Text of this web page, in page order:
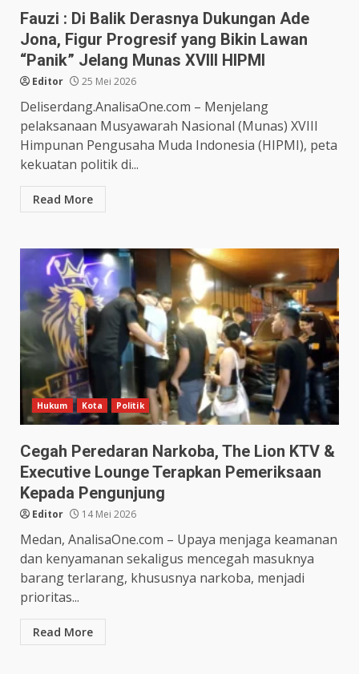
Fauzi : Di Balik Derasnya Dukungan Ade
Jona, Figur Progresif yang Bikin Lawan
“Panik” Jelang Munas XVIII HIPMI
Editor 25 Mei 2026
Deliserdang.AnalisaOne.com – Menjelang
pelaksanaan Musyawarah Nasional (Munas) XVIII
Himpunan Pengusaha Muda Indonesia (HIPMI), peta
kekuatan politik di...
Read More
Hukum Kota Politik
Cegah Peredaran Narkoba, The Lion KTV &
Executive Lounge Terapkan Pemeriksaan
Kepada Pengunjung
Editor 14 Mei 2026
Medan, AnalisaOne.com – Upaya menjaga keamanan
dan kenyamanan sekaligus mencegah masuknya
barang terlarang, khususnya narkoba, menjadi
prioritas...
Read More